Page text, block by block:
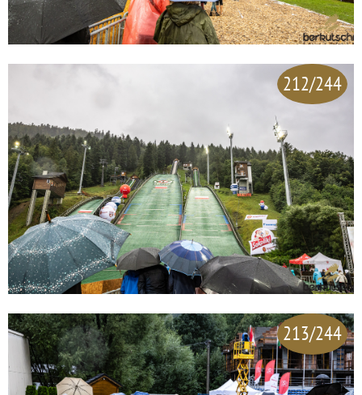
212/244
213/244